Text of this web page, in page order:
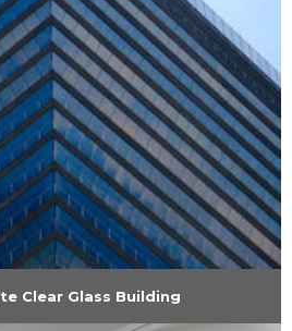
Clear Glass Building